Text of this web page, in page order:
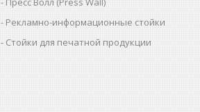
Рекламно-информационные стойки
Стойки для печатной продукции